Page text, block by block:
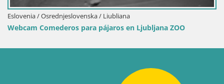
Eslovenia / Osrednjeslovenska / Liubliana
Webcam Comederos para pájaros en Ljubljana ZOO